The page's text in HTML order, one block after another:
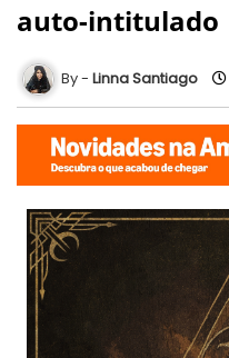
auto-intitulado
Linna Santiago